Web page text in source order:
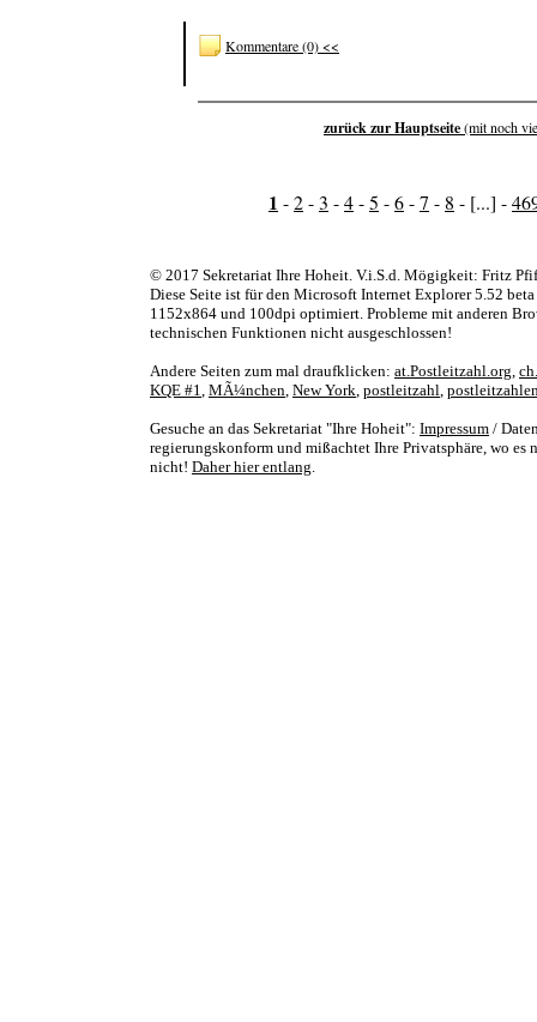
Kommentare (0) <<
zurück zur Hauptseite(mit noch
1 -2-3 -4-5 -6-7 - 8 - [...] -
© 2017 Sekretariat Ihre Hoheit. V.i.S.d. Mögigkeit: Fritz
Diese Seite ist für den Microsoft Internet Explorer 5.52
1152x864 und 100dpi optimiert. Probleme mit anderen
technischen Funktionen nicht ausgeschlossen!
Andere Seiten zum mal draufklicken: at.Postleitzahl.org,
KQE #1, MÃ¼nchen, New York, postleitzahl,
Gesuche an das Sekretariat "Ihre Hoheit": Impressum /
regierungskonform und mißachtet Ihre Privatsphäre, wo es
nicht! Daher hier entlang.